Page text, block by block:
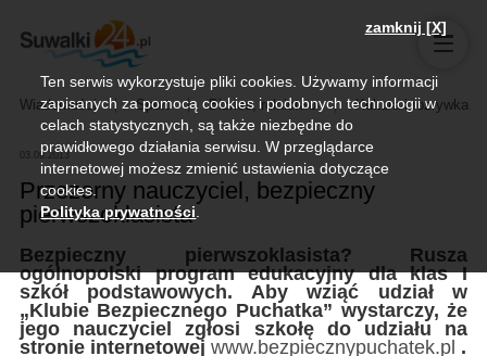
Wiadomości Sport Biznes, rolnictwo Kultura i rozrywka
03.09.2013
Przezorny nauczyciel, bezpieczny
pierwszoklasista
Bezpieczny pierwszoklasista? Rusza
ogólnopolski program edukacyjny dla klas I
szkół podstawowych. Aby wziąć udział w
„Klubie Bezpiecznego Puchatka” wystarczy, że
jego nauczyciel zgłosi szkołę do udziału na
stronie internetowej www.bezpiecznypuchatek.pl .
zamknij [X]
Ten serwis wykorzystuje pliki cookies. Używamy informacji
zapisanych za pomocą cookies i podobnych technologii w
celach statystycznych, są także niezbędne do
prawidłowego działania serwisu. W przeglądarce
internetowej możesz zmienić ustawienia dotyczące
cookies.
Polityka prywatności